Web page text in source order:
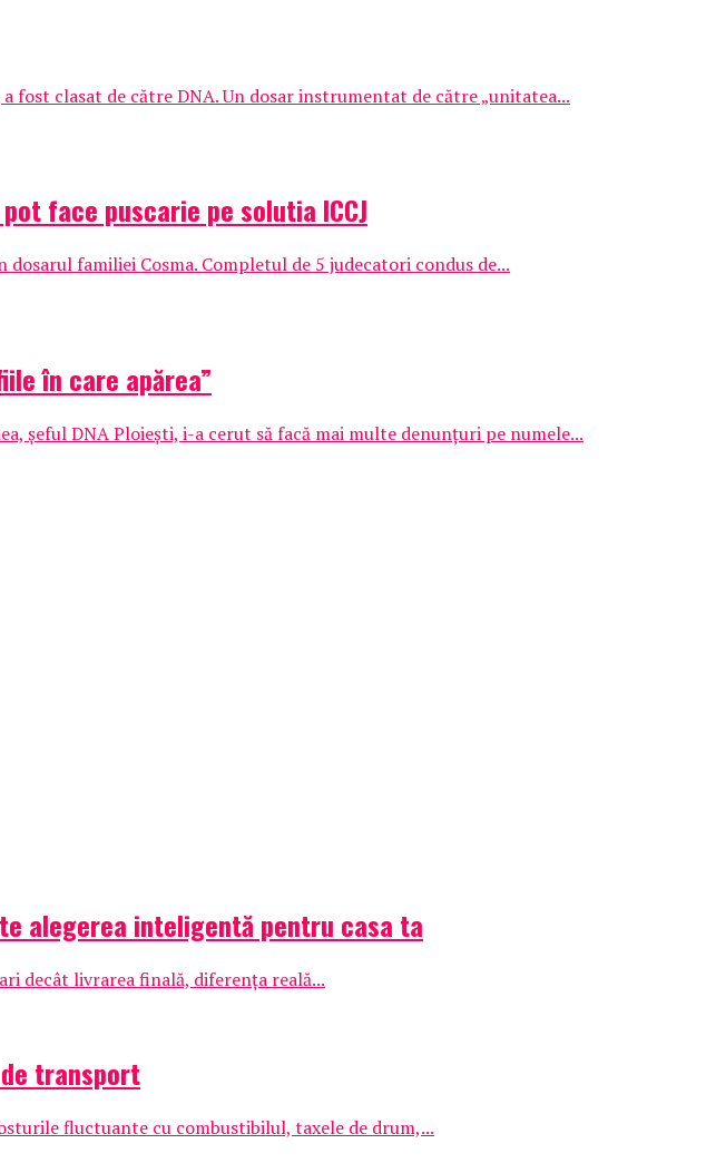
fost clasat de către DNA. Un dosar instrumentat de către „unitatea...
face puscarie pe solutia ICCJ
familiei Cosma. Completul de 5 judecatori condus de...
în care apărea”
şeful DNA Ploieşti, i-a cerut să facă mai multe denunţuri pe numele...
alegerea inteligentă pentru casa ta
decât livrarea finală, diferența reală...
transport
fluctuante cu combustibilul, taxele de drum,...